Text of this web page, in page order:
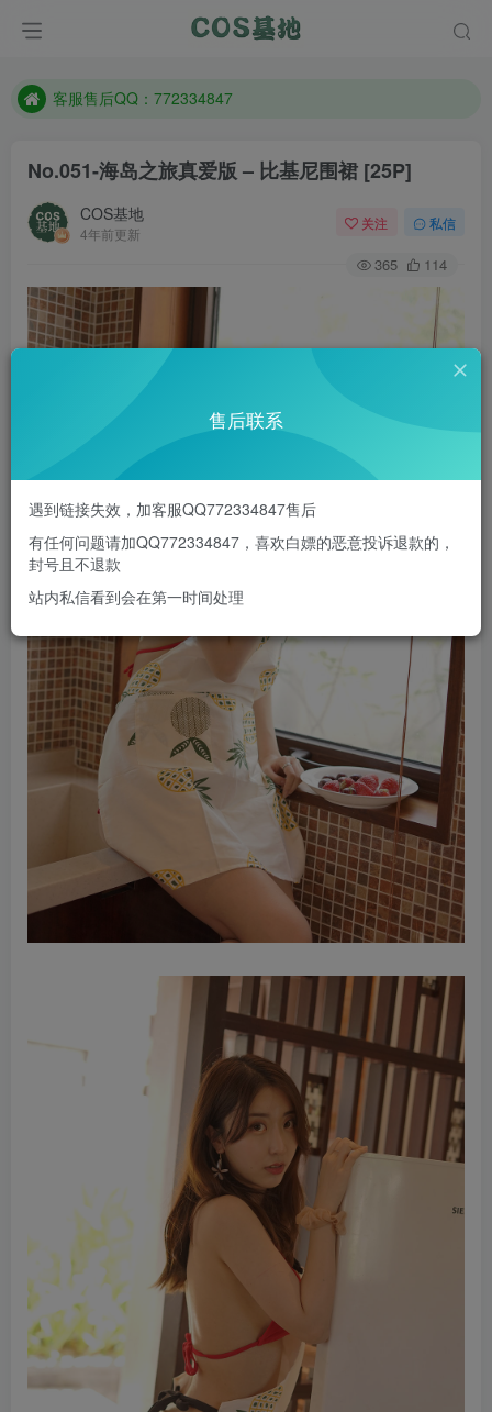
遇到任何问题加客服QQ：772334847
客服售后QQ：772334847
防失联：百度搜索《一七天佳》，实时查看最新站点。
No.051-海岛之旅真爱版 – 比基尼围裙 [25P]
COS基地
4年前更新
关注 私信
365 114
售后联系
遇到链接失效，加客服QQ772334847售后
有任何问题请加QQ772334847，喜欢白嫖的恶意投诉退款的，
封号且不退款
站内私信看到会在第一时间处理